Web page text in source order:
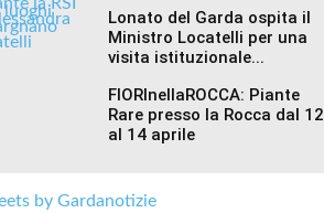
Lonato del Garda ospita il
Ministro Locatelli per una
visita istituzionale...
FIORInellaROCCA: Piante
Rare presso la Rocca dal 12
al 14 aprile
by Gardanotizie